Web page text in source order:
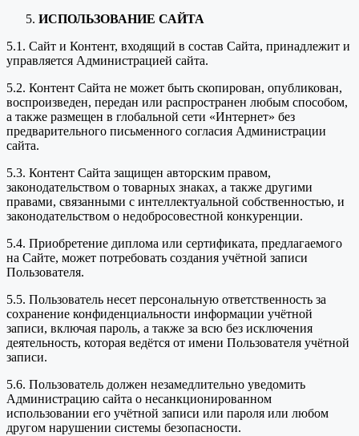
ИСПОЛЬЗОВАНИЕ САЙТА
5.1. Сайт и Контент, входящий в состав Сайта, принадлежит и
управляется Администрацией сайта.
5.2. Контент Сайта не может быть скопирован, опубликован,
воспроизведен, передан или распространен любым способом,
а также размещен в глобальной сети «Интернет» без
предварительного письменного согласия Администрации
сайта.
5.3. Контент Сайта защищен авторским правом,
законодательством о товарных знаках, а также другими
правами, связанными с интеллектуальной собственностью, и
законодательством о недобросовестной конкуренции.
5.4. Приобретение диплома или сертификата, предлагаемого
на Сайте, может потребовать создания учётной записи
Пользователя.
5.5. Пользователь несет персональную ответственность за
сохранение конфиденциальности информации учётной
записи, включая пароль, а также за всю без исключения
деятельность, которая ведётся от имени Пользователя учётной
записи.
5.6. Пользователь должен незамедлительно уведомить
Администрацию сайта о несанкционированном
использовании его учётной записи или пароля или любом
другом нарушении системы безопасности.